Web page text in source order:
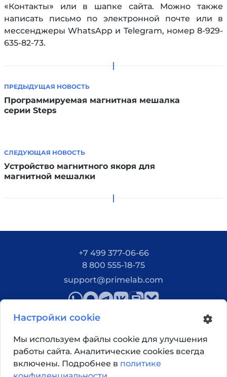
«Контакты» или в шапке сайта. Можно также
написать письмо по электронной почте или в
мессенджеры WhatsApp и Telegram, номер 8-929-
635-82-73.
ПРЕДЫДУЩАЯ НОВОСТЬ
Программируемая магнитная мешалка
серии Steps
СЛЕДУЮЩАЯ НОВОСТЬ
Устройство магнитного якоря для
магнитной мешалки
+7 499 377-06-66
8 800 555-18-75
support@primelab.com
Как добраться?
Настройки cookie
Мы используем файлы cookie для улучшения
работы сайта. Аналитические cookies всегда
включены. Подробнее в политике